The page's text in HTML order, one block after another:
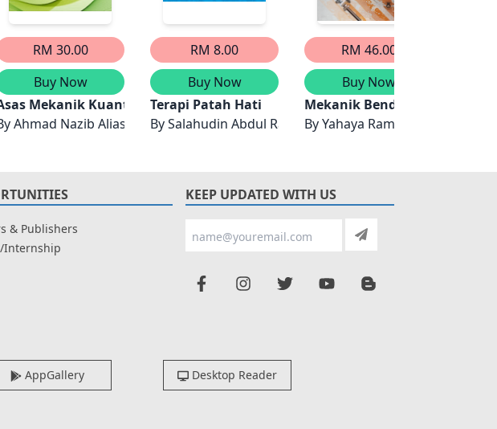
Shahir Yahya.
RM 30.00
Buy Now
Mekanik Kuantum
Ahmad Nazib Alias, Zubainun Mohamed Zabidi
RM 8.00
Buy Now
Terapi Patah Hati
BySalahudin Abdul Razak, Rusydi Ramli Al-Jauhari
RM 46.00
Buy Now
Mekanik Bendalir: Teori &
ByYahaya Ramli
& Publishers
Internship
KEEP UPDATED WITH US
AppGallery Desktop Reader